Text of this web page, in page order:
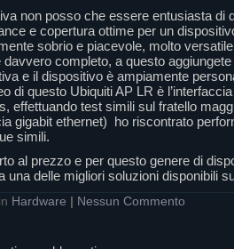
non posso che essere entusiasta di
e copertura ottime per un
sobrio e piacevole, molto
davvero completo, a questo
e il dispositivo è ampiamente
di questo Ubiquiti AP LR è
effettuando test simili sul fratello
gigabit ethernet) ho riscontrato
simili.
al prezzo e per questo genere di
una delle migliori soluzioni disponibili
Hardware Nessun Commento